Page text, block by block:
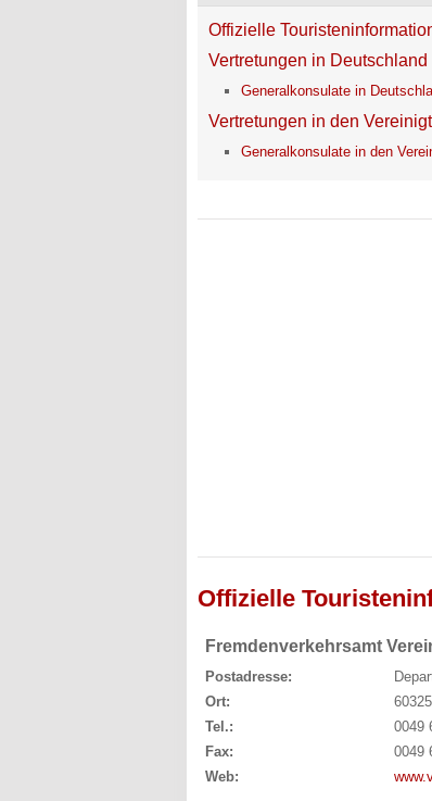
Offizielle
Vertretungen in Deutschland
Generalkonsulate in
Vertretungen in den
Generalkonsulate in den
Offizielle
Fremdenverkehrsamt
Postadresse:
Ort:
Tel.:
0049
Fax:
0049
Web: